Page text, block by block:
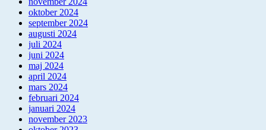
oktober 2024
september 2024
augusti 2024
juli 2024
juni 2024
maj 2024
april 2024
mars 2024
februari 2024
januari 2024
november 2023